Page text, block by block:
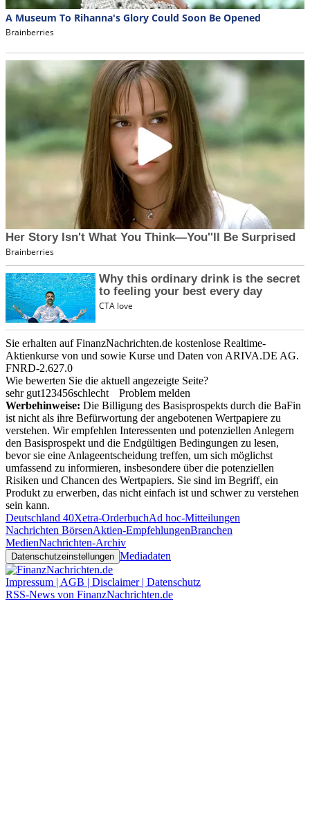
Sie erhalten auf FinanzNachrichten.de kostenlose Realtime-
Aktienkurse von und sowie Kurse und Daten vonARIVA.DE AG.
FNRD-2.627.0
Wie bewerten Sie die aktuell angezeigte Seite?
sehr gut123456schlecht
Problem melden
Werbehinweise: Die Billigung des Basisprospekts durch die BaFin
ist nicht als ihre Befürwortung der angebotenen Wertpapiere zu
verstehen. Wir empfehlen Interessenten und potenziellen Anlegern
den Basisprospekt und die Endgültigen Bedingungen zu lesen,
bevor sie eine Anlageentscheidung treffen, um sich möglichst
umfassend zu informieren, insbesondere über die potenziellen
Risiken und Chancen des Wertpapiers. Sie sind im Begriff, ein
Produkt zu erwerben, das nicht einfach ist und schwer zu verstehen
sein kann.
Deutschland 40Xetra-OrderbuchAd hoc-Mitteilungen
Nachrichten BörsenAktien-EmpfehlungenBranchen
MedienNachrichten-Archiv
Datenschutzeinstellungen Mediadaten
Impressum | AGB | Disclaimer | Datenschutz
RSS-News von FinanzNachrichten.de